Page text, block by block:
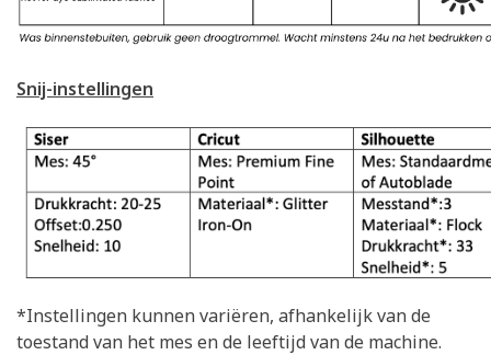
Snij-instellingen
*Instellingen kunnen variëren, afhankelijk van de
toestand van het mes en de leeftijd van de machine.